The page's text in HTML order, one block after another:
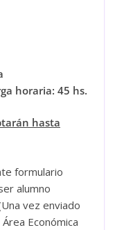
horaria: 45 hs.
hasta
formulario
alumno
vez enviado
Económica